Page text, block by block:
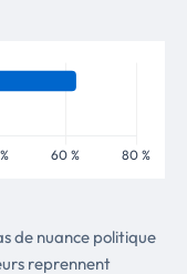
de nuance politique
reprennent